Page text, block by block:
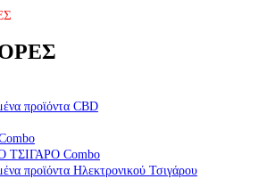
προϊόντα CBD
Combo
προϊόντα Ηλεκτρονικού Τσιγάρου